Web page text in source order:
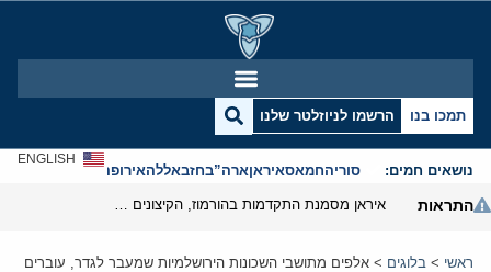
תמכו בנו הרשמו לניוזלטר שלנו
נושאים חמים: סוריהחמאסאיראןארה”בחזבאללהאירופהאנטישמיות
ENGLISH
התראות
ראשי > בלוגים > אלפים מתושבי השכונות הירושלמיות שמעבר לגדר, עוברים